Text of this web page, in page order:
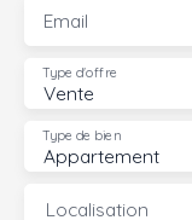
Email
Vente
Type d'offre
Appartement
Type de bien
Localisation